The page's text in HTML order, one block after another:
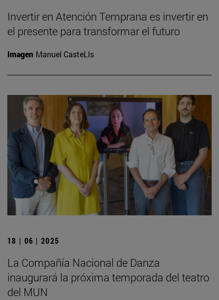
Invertir en Atención Temprana es invertir en
el presente para transformar el futuro
Imagen Manuel CasteLls
18 | 06 | 2025
La Compañía Nacional de Danza
inaugurará la próxima temporada del teatro
del MUN